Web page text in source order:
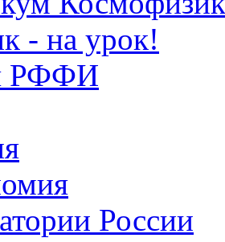
- на урок!
РФФИ
России